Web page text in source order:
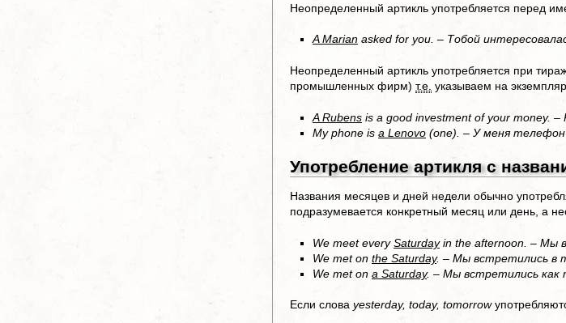
Неопределенный артикль употребляется перед
A Marian asked for you. – Тобой
Неопределенный артикль употребляется при
промышленных фирм) т.е. указываем на
A Rubens is a good investment of your money.
My phone is a Lenovo (one). – У меня
Употребление артикля с
Названия месяцев и дней недели обычно
подразумевается конкретный месяц или день, а
We meet everySaturdayin the afternoon. – Мы
We met on the Saturday. – Мы встретились в
We met on a Saturday. – Мы встретились как
Если слова yesterday, today, tomorrow